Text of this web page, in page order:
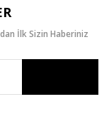
İlk Sizin Haberiniz